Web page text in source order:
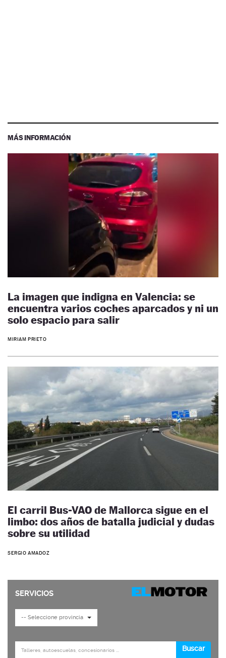
MÁS INFORMACIÓN
La imagen que indigna en Valencia: se
encuentra varios coches aparcados y ni un
solo espacio para salir
MIRIAM PRIETO
El carril Bus-VAO de Mallorca sigue en el
limbo: dos años de batalla judicial y dudas
sobre su utilidad
SERGIO AMADOZ